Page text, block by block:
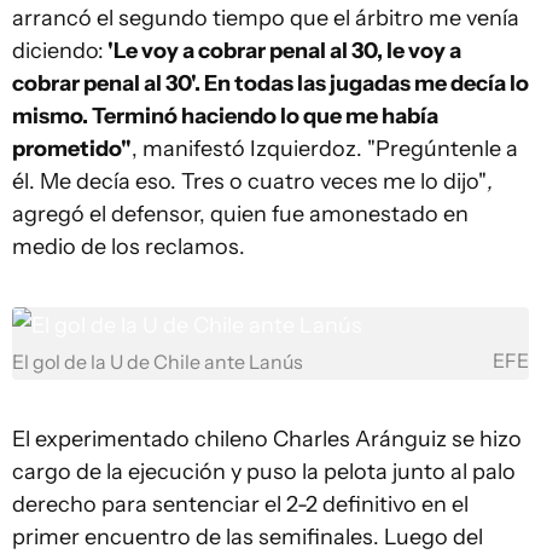
arrancó el segundo tiempo que el árbitro me venía
diciendo: 'Le voy a cobrar penal al 30, le voy a
cobrar penal al 30'. En todas las jugadas me decía lo
mismo. Terminó haciendo lo que me había
prometido", manifestó Izquierdoz. "Pregúntenle a
él. Me decía eso. Tres o cuatro veces me lo dijo",
agregó el defensor, quien fue amonestado en
medio de los reclamos.
El gol de la U de Chile ante Lanús EFE
El experimentado chileno Charles Aránguiz se hizo
cargo de la ejecución y puso la pelota junto al palo
derecho para sentenciar el 2-2 definitivo en el
primer encuentro de las semifinales. Luego del